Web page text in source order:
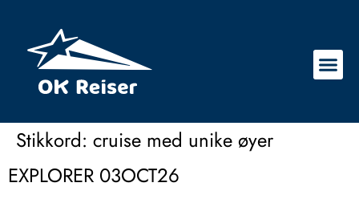
Stikkord: cruise med unike øyer
EXPLORER 03OCT26